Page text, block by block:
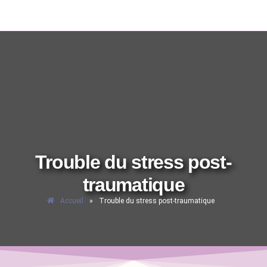
Trouble du stress post-
traumatique
Accueil » Trouble du stress post-traumatique